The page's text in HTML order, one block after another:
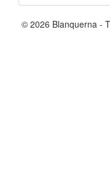
© 2026 Blanquerna -